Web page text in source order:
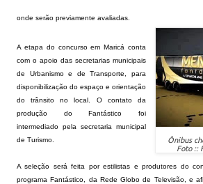
onde serão previamente avaliadas.
Ônibus
Foto ::
A etapa do concurso em Maricá conta
com o apoio das secretarias municipais
de Urbanismo e de Transporte, para
disponibilização do espaço e orientação
do trânsito no local. O contato da
produção do Fantástico foi
intermediado pela secretaria municipal
de Turismo.
A seleção será feita por estilistas e produtores do
programa Fantástico, da Rede Globo de Televisão, e